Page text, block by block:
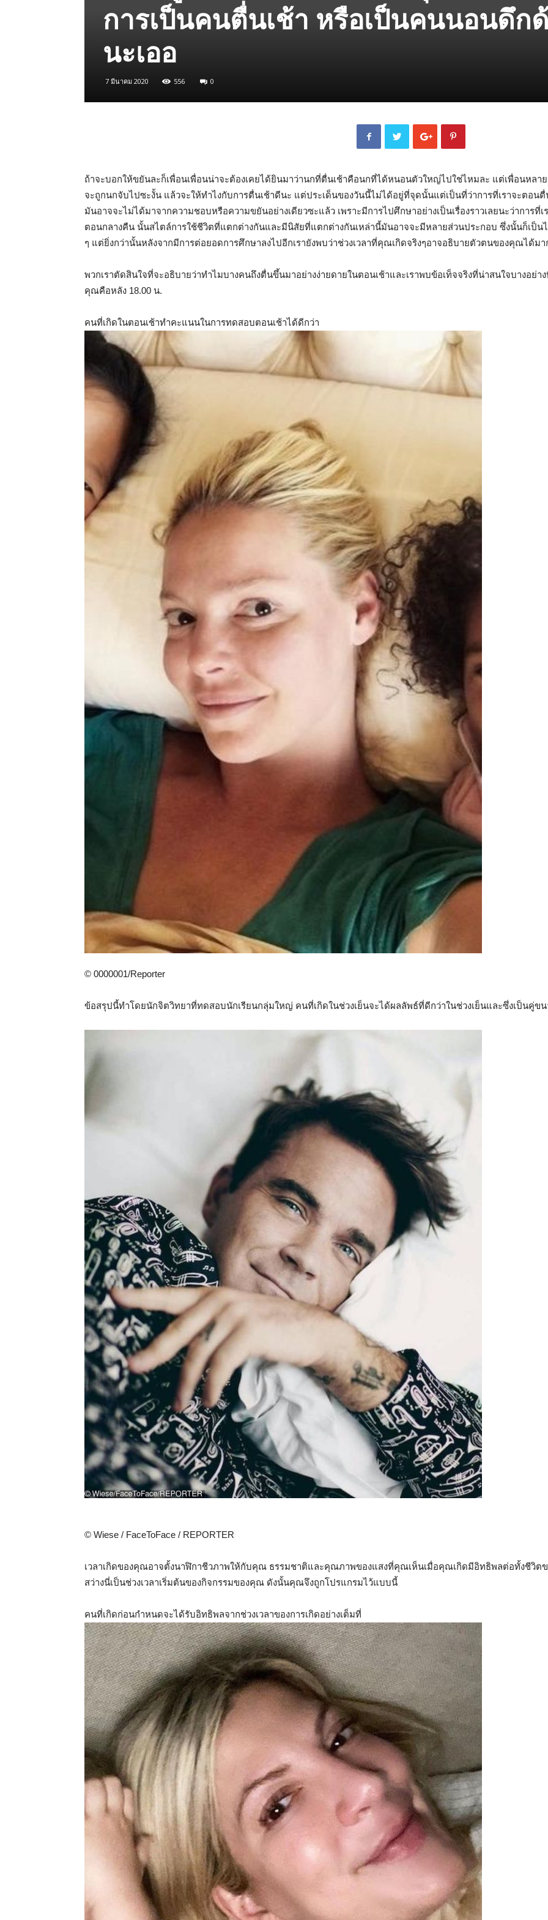
การเป็นคนตื่นเช้า หรือเป็นคนนอนดึก
นะเออ
7 มีนาคม 2020 556 0
ถ้าจะบอกให้ขยันละก็เพื่อนเพื่อนน่าจะต้องเคยได้ยินมาว่านกที่ตื่นเช้าคือนกที่ได้หนอนตัวใหญ่ไปใช่ไหมละ แต่เพื่อนหล
จะถูกนกจับไปซะงั้น แล้วจะให้ทำไงกับการตื่นเช้าดีนะ แต่ประเด็นของวันนี้ไม่ได้อยู่ที่จุดนั้นแต่เป็นที่ว่าการที่เราจะตอ
มันอาจจะไม่ได้มาจากความชอบหรือความขยันอย่างเดียวซะแล้ว เพราะมีการไปศึกษาอย่างเป็นเรื่องราวเลยนะว่าการ
ตอนกลางคืน นั้นสไตล์การใช้ชีวิตที่แตกต่างกันและมีนิสัยที่แตกต่างกันเหล่านี้มันอาจจะมีหลายส่วนประกอบ ซึ่งนั้นก็เป็
ๆ แต่ยิ่งกว่านั้นหลังจากมีการต่อยอดการศึกษาลงไปอีกเรายังพบว่าช่วงเวลาที่คุณเกิดจริงๆอาจอธิบายตัวตนของคุณได้ม
พวกเราตัดสินใจที่จะอธิบายว่าทำไมบางคนถึงตื่นขึ้นมาอย่างง่ายดายในตอนเช้าและเราพบข้อเท็จจริงที่น่าสนใจบางอย่
คุณคือหลัง 18.00 น.
คนที่เกิดในตอนเช้าทำคะแนนในการทดสอบตอนเช้าได้ดีกว่า
© 0000001/Reporter
ข้อสรุปนี้ทำโดยนักจิตวิทยาที่ทดสอบนักเรียนกลุ่มใหญ่ คนที่เกิดในช่วงเย็นจะได้ผลลัพธ์ที่ดีกว่าในช่วงเย็นและซึ่งเป็นคู่ข
© Wiese / FaceToFace / REPORTER
เวลาเกิดของคุณอาจตั้งนาฬิกาชีวภาพให้กับคุณ ธรรมชาติและคุณภาพของแสงที่คุณเห็นเมื่อคุณเกิดมีอิทธิพลต่อทั้งชีวิต
สว่างนี่เป็นช่วงเวลาเริ่มต้นของกิจกรรมของคุณ ดังนั้นคุณจึงถูกโปรแกรมไว้แบบนี้
คนที่เกิดก่อนกำหนดจะได้รับอิทธิพลจากช่วงเวลาของการเกิดอย่างเต็มที่